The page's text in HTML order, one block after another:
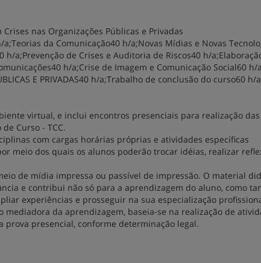
nas Organizações Públicas e Privadas
da Comunicação40 h/a;Novas Mídias e Novas
a;Prevenção de Crises e Auditoria de Riscos40 h/
h/a;Crise de Imagem e Comunicação Social60 h/
E PRIVADAS40 h/a;Trabalho de conclusão do curso60 h/
virtual, e inclui encontros presenciais para realização
Curso - TCC.
com cargas horárias próprias e atividades específicas
meio dos quais os alunos poderão trocar idéias, realizar
de mídia impressa ou passível de impressão. O material
e contribui não só para a aprendizagem do aluno, como
experiências e prosseguir na sua especialização
da aprendizagem, baseia-se na realização de
prova presencial, conforme determinação legal.